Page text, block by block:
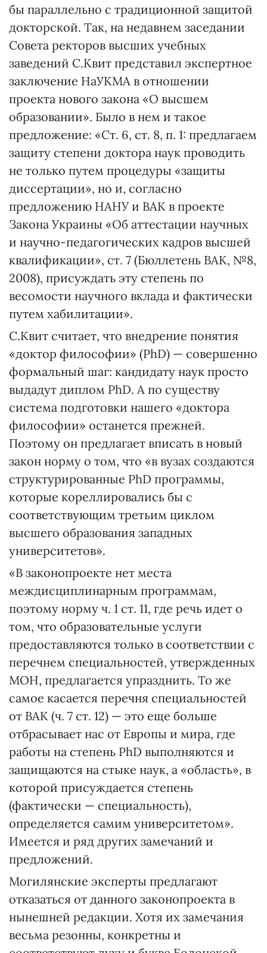
бы параллельно с традиционной защитой
докторской. Так, на недавнем заседании
Совета ректоров высших учебных
заведений С.Квит представил экспертное
заключение НаУКМА в отношении
проекта нового закона «О высшем
образовании». Было в нем и такое
предложение: «Ст. 6, ст. 8, п. 1: предлагаем
защиту степени доктора наук проводить
не только путем процедуры «защиты
диссертации», но и, согласно
предложению НАНУ и ВАК в проекте
Закона Украины «Об аттестации научных
и научно-педагогических кадров высшей
квалификации», ст. 7 (Бюллетень ВАК, №8,
2008), присуждать эту степень по
весомости научного вклада и фактически
путем хабилитации».
C.Квит считает, что внедрение понятия
«доктор философии» (PhD) — совершенно
формальный шаг: кандидату наук просто
выдадут диплом PhD. А по существу
система подготовки нашего «доктора
философии» останется прежней.
Поэтому он предлагает вписать в новый
закон норму о том, что «в вузах создаются
структурированные PhD программы,
которые кореллировались бы с
соответствующим третьим циклом
высшего образования западных
университетов».
«В законопроекте нет места
междисциплинарным программам,
поэтому норму ч. 1 ст. 11, где речь идет о
том, что образовательные услуги
предоставляются только в соответствии с
перечнем специальностей, утвержденных
МОН, предлагается упразднить. То же
самое касается перечня специальностей
от ВАК (ч. 7 ст. 12) — это еще больше
отбрасывает нас от Европы и мира, где
работы на степень PhD выполняются и
защищаются на стыке наук, а «область», в
которой присуждается степень
(фактически — специальность),
определяется самим университетом».
Имеется и ряд других замечаний и
предложений.
Могилянские эксперты предлагают
отказаться от данного законопроекта в
нынешней редакции. Хотя их замечания
весьма резонны, конкретны и